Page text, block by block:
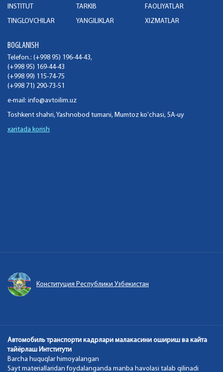
INSTITUT TARKIB
FAOLIYATLAR
TINGLOVCHILAR
YANGILIKLAR XIZMATLAR
BOGLANISH
Telefon.: (+998 95) 196-44-43,
(+998 95) 169-44-43
(+998 99) 115-74-75
(+998 71) 290-73-51
e-mail: info@avtoilim.uz
Toshkent shahri, Yashnobod tumani, Mumtoz ko'chasi, 5A-uy
xaritada korish
Конституция Республики Узбекистан
Автомобиль транспорти кадрлари малакасини ошириш ва кайта
тайёрлаш Интститути
Barcha huquqlar himoyalangan
Sayt materiallaridan foydalanganda manba havolasi talab qilinadi